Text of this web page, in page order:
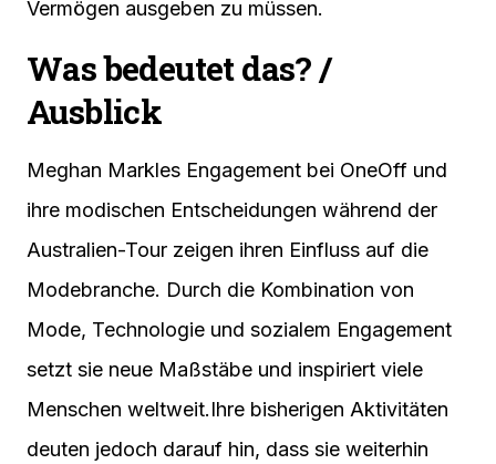
Vermögen ausgeben zu müssen.
Was bedeutet das? /
Ausblick
Meghan Markles Engagement bei OneOff und
ihre modischen Entscheidungen während der
Australien-Tour zeigen ihren Einfluss auf die
Modebranche. Durch die Kombination von
Mode, Technologie und sozialem Engagement
setzt sie neue Maßstäbe und inspiriert viele
Menschen weltweit.Ihre bisherigen Aktivitäten
deuten jedoch darauf hin, dass sie weiterhin